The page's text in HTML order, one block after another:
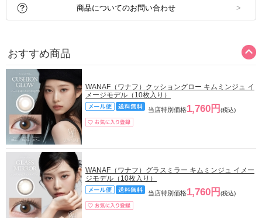
商品についてのお問い合わせ
おすすめ商品
WANAF（ワナフ）クッショングロー キムミンジュ イ
メージモデル（10枚入り）
当店特別価格1,760円 (税込)
WANAF（ワナフ）グラスミラー キムミンジュ イメー
ジモデル（10枚入り）
当店特別価格1,760円 (税込)